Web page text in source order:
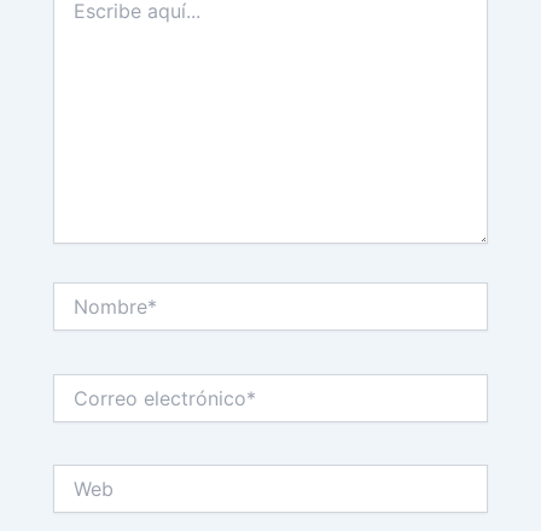
aquí...
electrónico*